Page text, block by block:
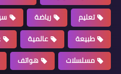
تعليم
رياضة
طبيعة
عالمية
مسلسلات
هواتف